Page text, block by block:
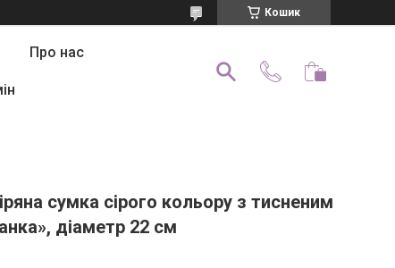
Кошик
Про нас
сумка сірого кольору з тисненим
діаметр 22 см